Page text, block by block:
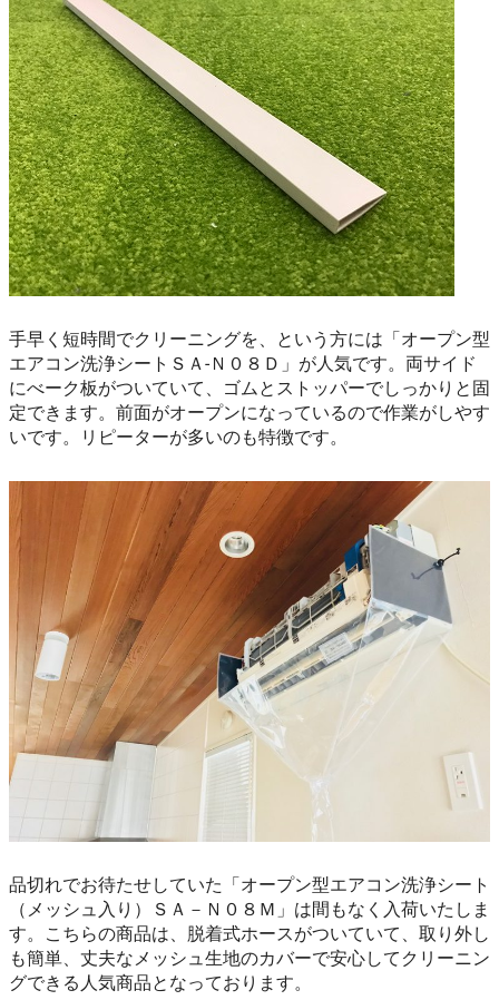
手早く短時間でクリーニングを、という方には「オープン型
エアコン洗浄シートＳＡ-Ｎ０８Ｄ」が人気です。両サイド
にべーク板がついていて、ゴムとストッパーでしっかりと固
定できます。前面がオープンになっているので作業がしやす
いです。リピーターが多いのも特徴です。
品切れでお待たせしていた「オープン型エアコン洗浄シート
（メッシュ入り）ＳＡ－Ｎ０８Ｍ」は間もなく入荷いたしま
す。こちらの商品は、脱着式ホースがついていて、取り外し
も簡単、丈夫なメッシュ生地のカバーで安心してクリーニン
グできる人気商品となっております。